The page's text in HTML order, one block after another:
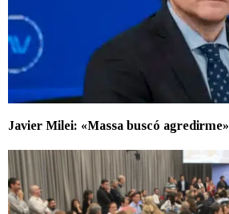
Javier Milei: «Massa buscó agredirme»